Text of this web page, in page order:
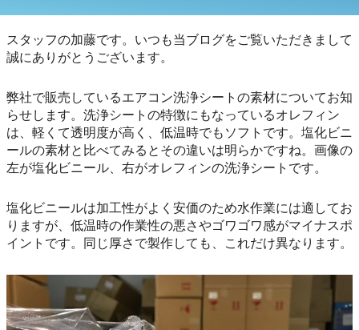
スタッフの加藤です。いつも当ブログをご覧いただきまして
誠にありがとうございます。
弊社で販売しているエアコン洗浄シートの素材についてお知
らせします。洗浄シートの特徴にもなっているオレフィン
は、軽くて透明度が高く、低温時でもソフトです。塩化ビニ
ールの素材と比べてみるとその違いは明らかですね。画像の
左が塩化ビニール、右がオレフィンの洗浄シートです。
塩化ビニールは加工性がよく安価のため水作業には適してお
りますが、低温時の作業性の悪さやゴワゴワ感がマイナスポ
イントです。同じ厚さで製作しても、これだけ異なります。